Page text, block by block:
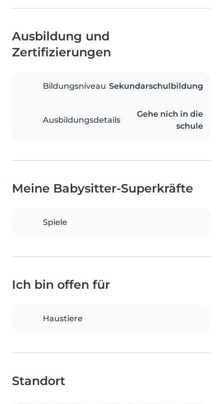
Ausbildung und
Zertifizierungen
Bildungsniveau Sekundarschulbildung
Ausbildungsdetails
Gehe nich in die
schule
Meine Babysitter-Superkräfte
Spiele
Ich bin offen für
Haustiere
Standort